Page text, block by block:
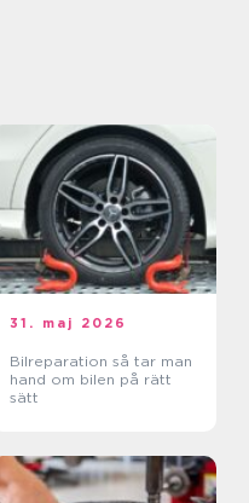
31. maj 2026
Bilreparation så tar man
hand om bilen på rätt
sätt